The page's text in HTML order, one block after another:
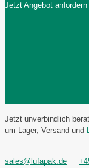
Jetzt Angebot anfordern
Jetzt unverbindlich
um Lager, Versand und
sales@lufapak.de